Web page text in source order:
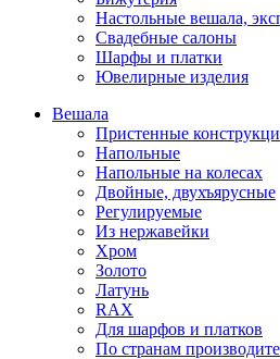
Настольные вешала,
Свадебные салоны
Шарфы и платки
Ювелирные изделия
Вешала
Пристенные
Напольные
Напольные на колесах
Двойные, двухъярусные
Регулируемые
Из нержавейки
Хром
Золото
Латунь
RAX
Для шарфов и платков
По странам